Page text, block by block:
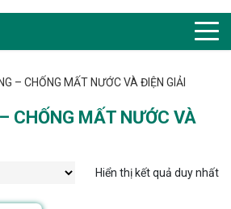
– CHỐNG MẤT NƯỚC VÀ ĐIỆN GIẢI
CHỐNG MẤT NƯỚC VÀ
Hiển thị kết quả duy nhất